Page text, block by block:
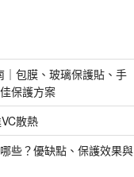
包膜、玻璃保護貼、手
保護方案
散熱
些？優缺點、保護效果與